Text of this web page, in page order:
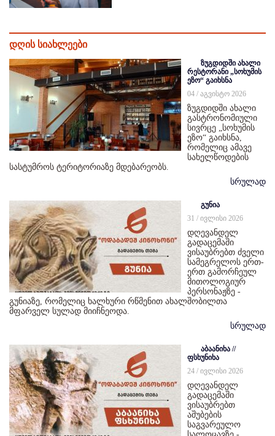
დღის სიახლეები
ზუგდიდში ახალი
რესტორანი „სოხუმის
ეზო“ გაიხსნა
04 / აგვისტო 2026
ზუგდიდში ახალი
გასტრონომიული
სივრცე „სოხუმის
ეზო“ გაიხსნა,
რომელიც ამავე
სახელწოდების
სასტუმროს ტერიტორიაზე მდებარეობს.
სრულად
გუნია
31 / ივლისი 2026
დღევანდელ
გადაცემაში
ვისაუბრებთ ძველი
სამეგრელოს ერთ-
ერთ გამორჩეულ
მითოლოგიურ
პერსონაჟზე -
გუნიაზე, რომელიც ხალხური რწმენით ახალშობილთა
მფარველ სულად მიიჩნეოდა.
სრულად
აბაანიხა //
ფსხუნიხა
24 / ივლისი 2026
დღევანდელ
გადაცემაში
ვისაუბრებთ
აშუბების
საგვარეულო